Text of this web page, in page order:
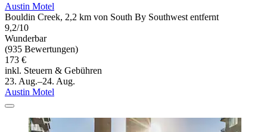
Austin Motel
Bouldin Creek, 2,2 km von South By Southwest entfernt
9,2/10
Wunderbar
(935 Bewertungen)
173 €
inkl. Steuern & Gebühren
23. Aug.–24. Aug.
Austin Motel